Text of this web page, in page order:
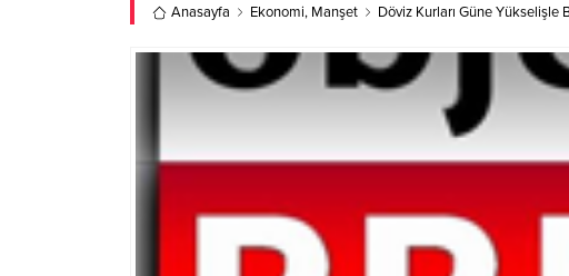
Anasayfa Ekonomi, Manşet Döviz Kurları Güne Yükselişle